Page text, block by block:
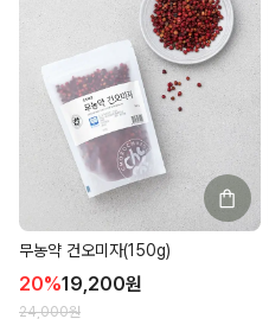
무농약 건오미자(150g)
20%19,200원
24,000원